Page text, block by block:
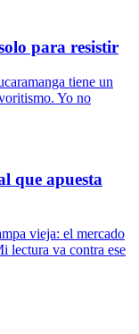
para resistir
tiene un
Yo no
que apuesta
vieja: el mercado
lectura va contra ese